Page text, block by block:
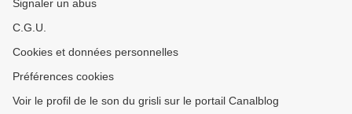
Signaler un abus
C.G.U.
Cookies et données personnelles
Préférences cookies
Voir le profil de le son du grisli sur le portail Canalblog